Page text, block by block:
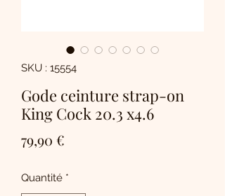
SKU : 15554
Gode ceinture strap-on
King Cock 20.3 x4.6
79,90 €
Quantité *